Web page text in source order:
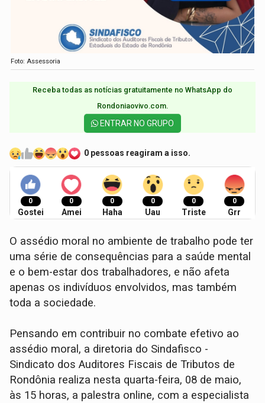
Foto: Assessoria
Receba todas as notícias gratuitamente no WhatsApp do
Rondoniaovivo.com.​
ENTRAR NO GRUPO
0 pessoas reagiram a isso.
0
Gostei
0
Amei
0
Haha
0
Uau
0
Triste
0
Grr
O assédio moral no ambiente de trabalho pode ter
uma série de consequências para a saúde mental
e o bem-estar dos trabalhadores, e não afeta
apenas os indivíduos envolvidos, mas também
toda a sociedade.
Pensando em contribuir no combate efetivo ao
assédio moral, a diretoria do Sindafisco -
Sindicato dos Auditores Fiscais de Tributos de
Rondônia realiza nesta quarta-feira, 08 de maio,
às 15 horas, a palestra online, com a especialista